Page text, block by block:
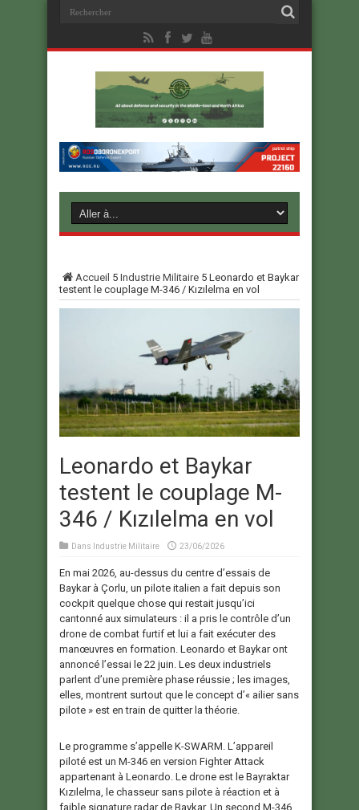
Accueil 5 Industrie Militaire 5 Leonardo et Baykar
testent le couplage M-346 / Kızılelma en vol
Leonardo et Baykar
testent le couplage M-
346 / Kızılelma en vol
Dans Industrie Militaire 23/06/2026
En mai 2026, au-dessus du centre d’essais de
Baykar à Çorlu, un pilote italien a fait depuis son
cockpit quelque chose qui restait jusqu’ici
cantonné aux simulateurs : il a pris le contrôle d’un
drone de combat furtif et lui a fait exécuter des
manœuvres en formation. Leonardo et Baykar ont
annoncé l’essai le 22 juin. Les deux industriels
parlent d’une première phase réussie ; les images,
elles, montrent surtout que le concept d’« ailier sans
pilote » est en train de quitter la théorie.
Le programme s’appelle K-SWARM. L’appareil
piloté est un M-346 en version Fighter Attack
appartenant à Leonardo. Le drone est le Bayraktar
Kızılelma, le chasseur sans pilote à réaction et à
faible signature radar de Baykar. Un second M-346,